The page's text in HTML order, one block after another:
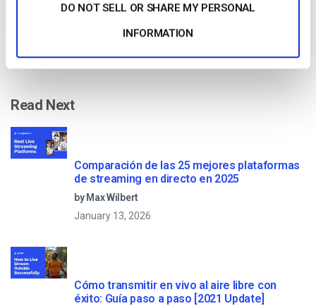
DO NOT SELL OR SHARE MY PERSONAL
INFORMATION
No credit card required
10 GB of bandwidth
Read Next
Comparación de las 25 mejores plataformas
de streaming en directo en 2025
by Max Wilbert
January 13, 2026
Cómo transmitir en vivo al aire libre con
éxito: Guía paso a paso [2021 Update]